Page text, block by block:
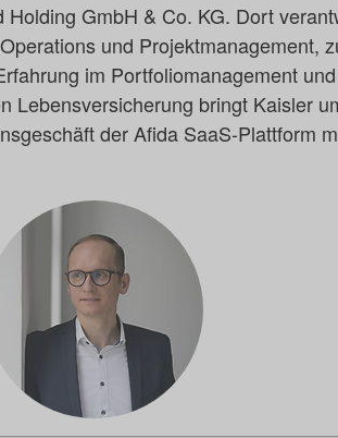
GmbH & Co. KG. Dort
und Projektmanagement,
im Portfoliomanagement
Lebensversicherung bringt Kaisler
der Afida SaaS-Plattform